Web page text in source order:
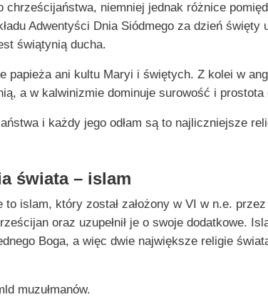
niemniej jednak różnice
Adwentyści Dnia Siódmego za dzień święty
świątynią ducha.
papieża ani kultu Maryi i świętych. Z kolei w
a w kalwinizmie dominuje surowość i
i każdy jego odłam są to najliczniejsze
świata – islam
islam, który został założony w VI w n.e.
oraz uzupełnił je o swoje dodatkowe.
Boga, a więc dwie największe religie
muzułmanów.